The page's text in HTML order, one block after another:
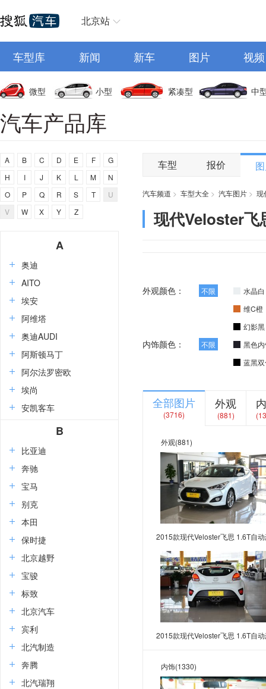
北京站
车型库 新闻 新车 图片 视频
微型 小型 紧凑型 中
汽车产品库
A B C D E F
G
H
I J K L M
N
O
P Q R S T
U
V
W X Y Z
A
奥迪
AITO
埃安
阿维塔
奥迪AUDI
阿斯顿马丁
阿尔法罗密欧
埃尚
安凯客车
B
比亚迪
奔驰
宝马
别克
本田
保时捷
北京越野
宝骏
标致
北京汽车
宾利
北汽制造
奔腾
北汽瑞翔
车型 报价
汽车频道 > 车型大全 > 汽车图片 > 现
现代Veloster飞
外观颜色： 不限
水晶白
维C橙
幻影黑
内饰颜色： 不限
黑色
蓝黑
全部图片
(3716)
外观
(881)
外观(881)
2015款现代Veloster飞思 1.6T自
华版
2015款现代Veloster飞思 1.6T自
内饰(1330)